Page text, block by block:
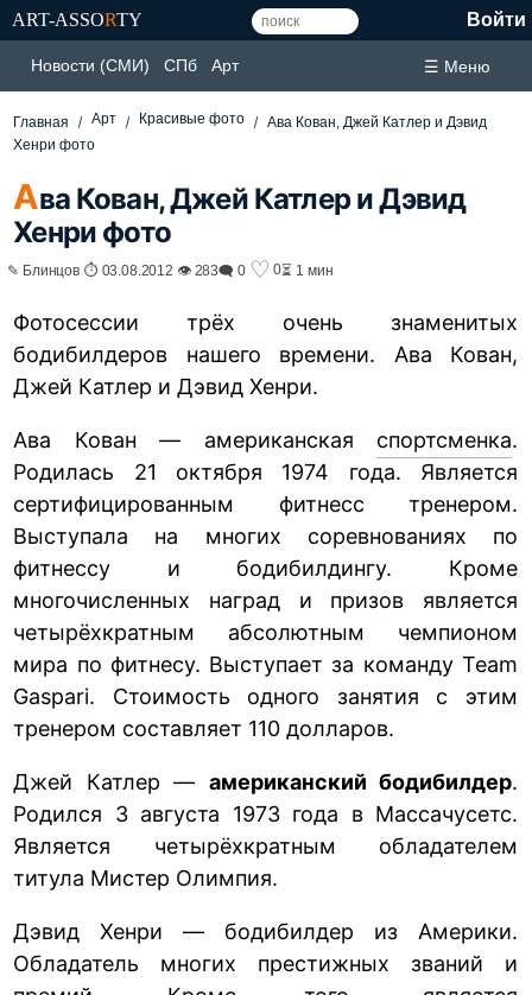
ART-ASSORTY Войти
Новости (СМИ) СПб Арт ☰ Меню
Главная Арт Красивые фото
Ава Кован, Джей Катлер и Дэвид
Хенри фото
Ава Кован, Джей Катлер и Дэвид
Хенри фото
✎ Блинцов ⏱ 03.08.2012 👁 283🗨 0 ♡ 0⏳ 1 мин
Фотосессии трёх очень знаменитых
бодибилдеров нашего времени. Ава Кован,
Джей Катлер и Дэвид Хенри.
Ава Кован — американская спортсменка.
Родилась 21 октября 1974 года. Является
сертифицированным фитнесс тренером.
Выступала на многих соревнованиях по
фитнессу и бодибилдингу. Кроме
многочисленных наград и призов является
четырёхкратным абсолютным чемпионом
мира по фитнесу. Выступает за команду Team
Gaspari. Стоимость одного занятия с этим
тренером составляет 110 долларов.
Джей Катлер — американский бодибилдер.
Родился 3 августа 1973 года в Массачусетс.
Является четырёхкратным обладателем
титула Мистер Олимпия.
Дэвид Хенри — бодибилдер из Америки.
Обладатель многих престижных званий и